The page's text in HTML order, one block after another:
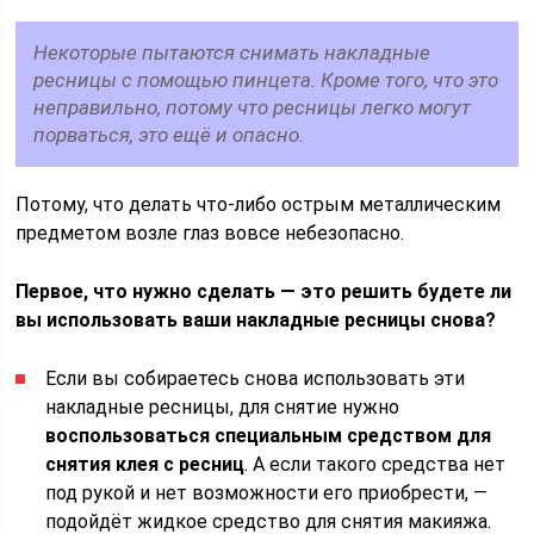
Некоторые пытаются снимать накладные
ресницы с помощью пинцета. Кроме того, что это
неправильно, потому что ресницы легко могут
порваться, это ещё и опасно.
Потому, что делать что-либо острым металлическим
предметом возле глаз вовсе небезопасно.
Первое, что нужно сделать — это решить будете ли
вы использовать ваши накладные ресницы снова?
Если вы собираетесь снова использовать эти
накладные ресницы, для снятие нужно
воспользоваться специальным средством для
снятия клея с ресниц. А если такого средства нет
под рукой и нет возможности его приобрести, —
подойдёт жидкое средство для снятия макияжа.